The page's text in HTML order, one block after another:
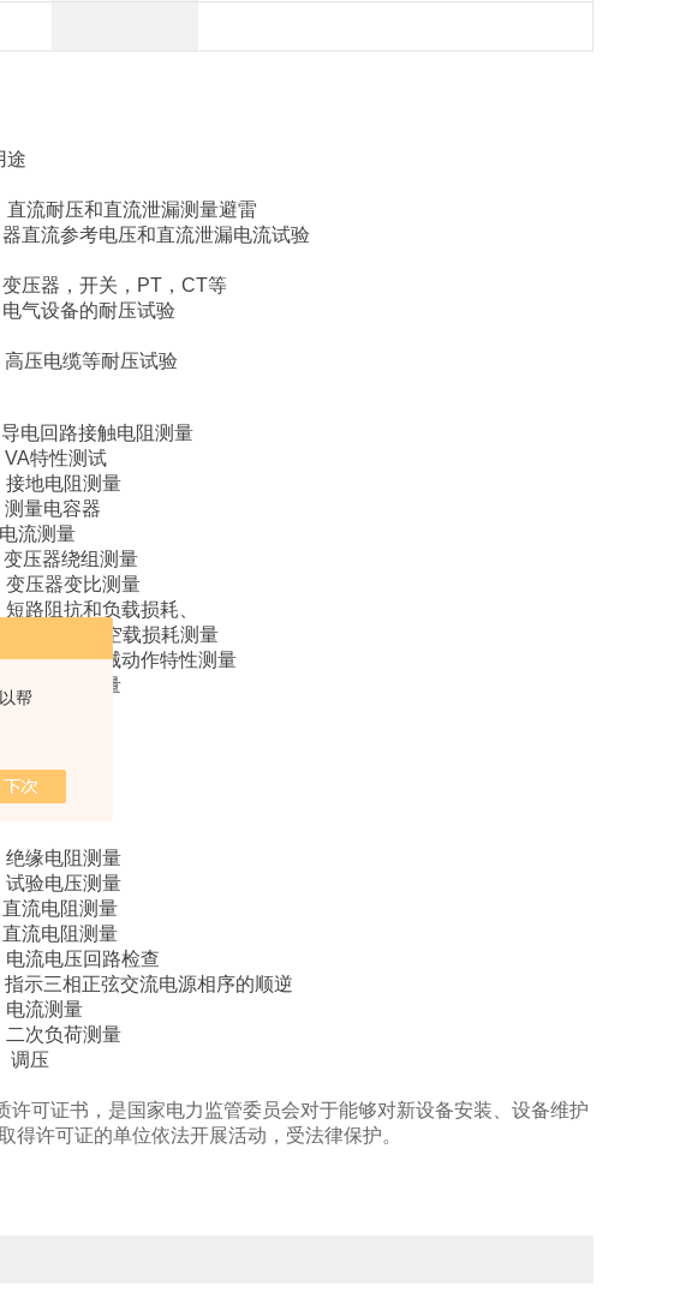
帮
压和直流泄漏测量避雷
泄漏电流试验
器，开关，PT，CT等
试验
缆等耐压试验
路接触电阻测量
性测试
阻测量
电容器
测量
器绕组测量
变比测量
抗和负载损耗、
耗测量
关机械动作特性测量
保护测量
检查
器
阻测量
测量
测量
测量
电压回路检查
流电源相序的顺逆
测量
负荷测量
压
许可证书，是国家电力监管委员会对于能够对新设备安装、设备维护
许可证的单位依法开展活动，受法律保护。